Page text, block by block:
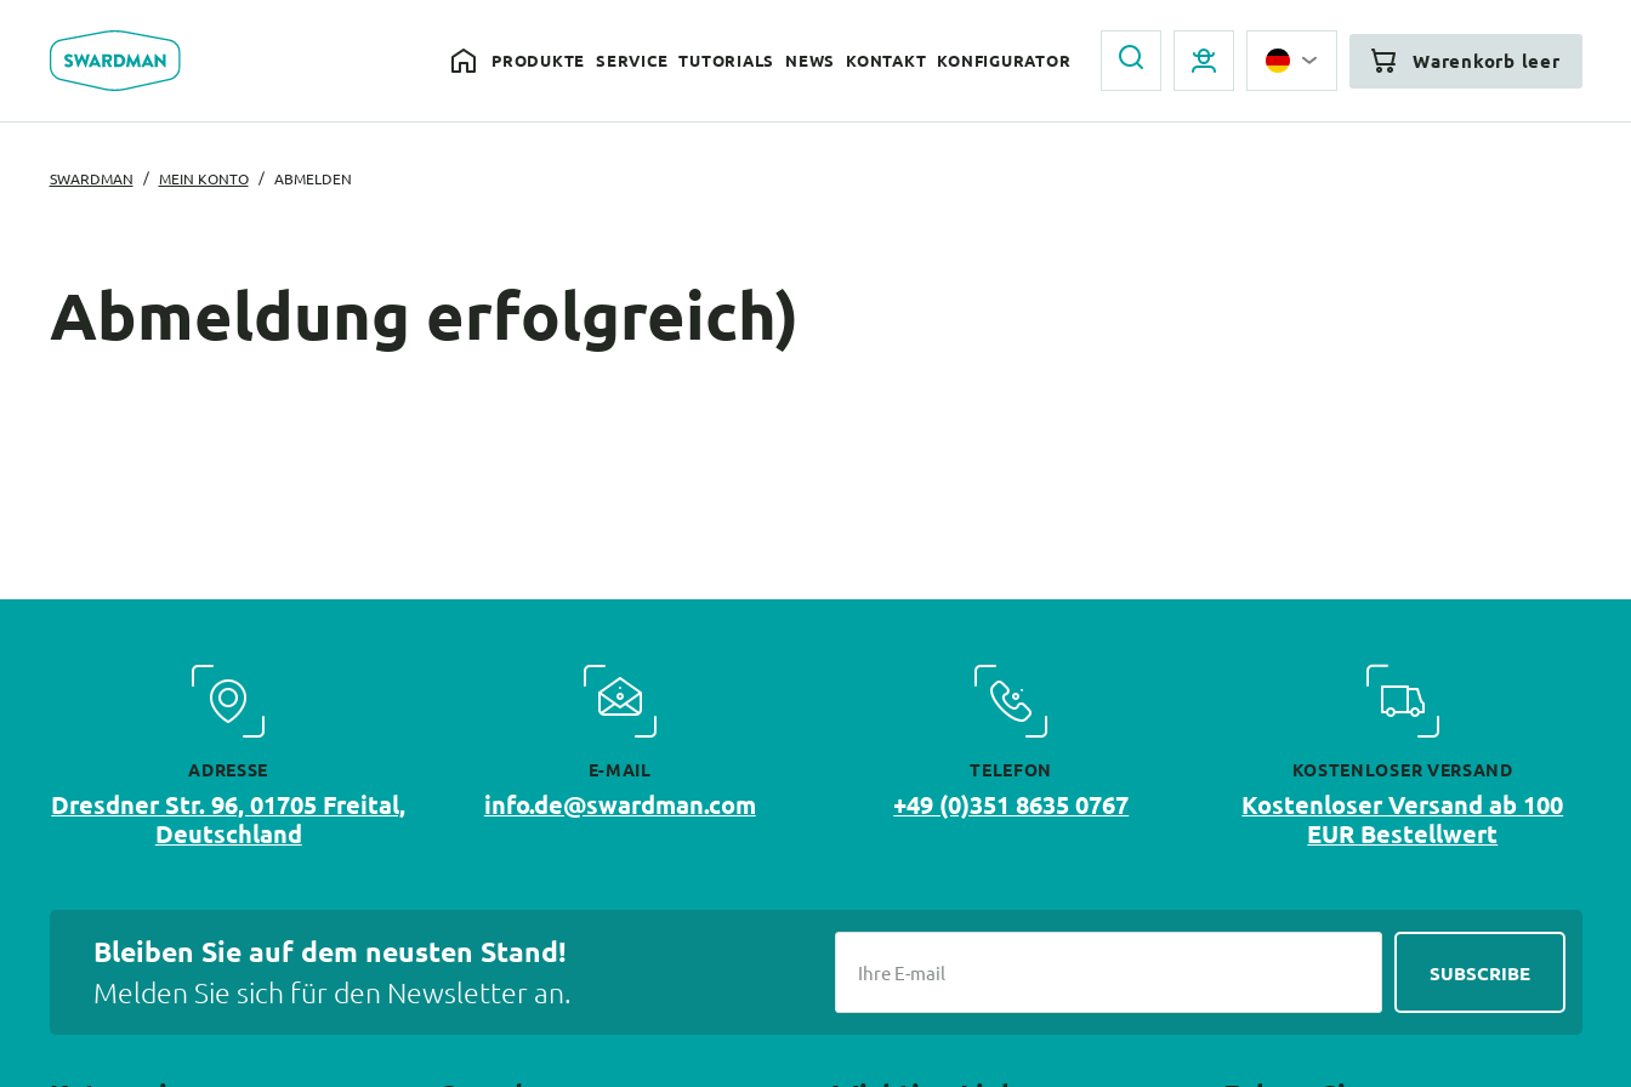
PRODUKTE SERVICE TUTORIALS NEWS KONTAKT KONFIGURATOR Warenkorb leer
SWARDMAN MEIN KONTO ABMELDEN
Abmeldung erfolgreich)
ADRESSE
Dresdner Str. 96, 01705 Freital,
Deutschland
E-MAIL
info.de@swardman.com
TELEFON
+49 (0)351 8635 0767
KOSTENLOSER VERSAND
Kostenloser Versand ab 100
EUR Bestellwert
Bleiben Sie auf dem neusten Stand!
Melden Sie sich für den Newsletter an.